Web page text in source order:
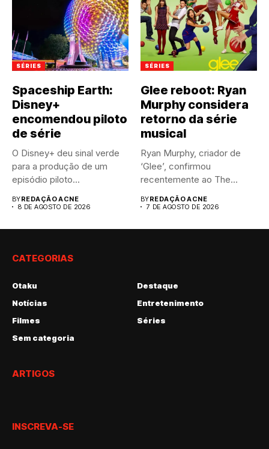
SÉRIES
Spaceship Earth:
Disney+
encomendou piloto
de série
O Disney+ deu sinal verde
para a produção de um
episódio piloto...
BYREDAÇÃO ACNE
8 DE AGOSTO DE 2026
SÉRIES
Glee reboot: Ryan
Murphy considera
retorno da série
musical
Ryan Murphy, criador de
‘Glee’, confirmou
recentemente ao The
Hollywood Reporter que...
BYREDAÇÃO ACNE
7 DE AGOSTO DE 2026
CATEGORIAS
Otaku
Destaque
Notícias
Entretenimento
Filmes
Séries
Sem categoria
ARTIGOS
INSCREVA-SE